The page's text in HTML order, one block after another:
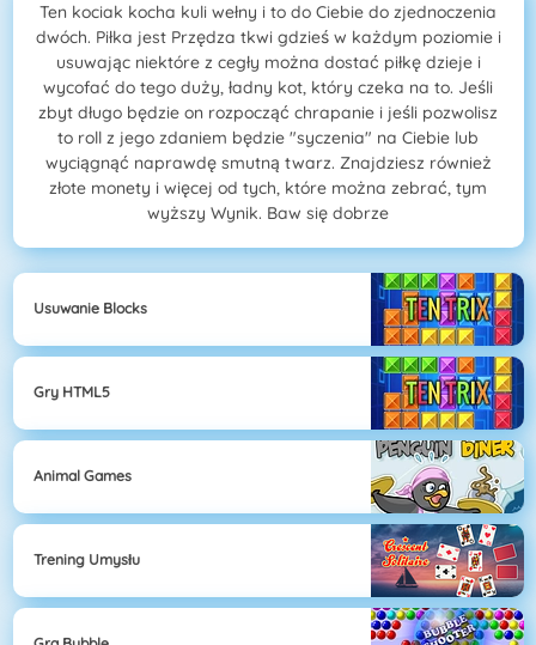
Ten kociak kocha kuli wełny i to do Ciebie do zjednoczenia
dwóch. Piłka jest Przędza tkwi gdzieś w każdym poziomie i
usuwając niektóre z cegły można dostać piłkę dzieje i
wycofać do tego duży, ładny kot, który czeka na to. Jeśli
zbyt długo będzie on rozpocząć chrapanie i jeśli pozwolisz
to roll z jego zdaniem będzie "syczenia" na Ciebie lub
wyciągnąć naprawdę smutną twarz. Znajdziesz również
złote monety i więcej od tych, które można zebrać, tym
wyższy Wynik. Baw się dobrze
Usuwanie Blocks
Gry HTML5
Animal Games
Trening Umysłu